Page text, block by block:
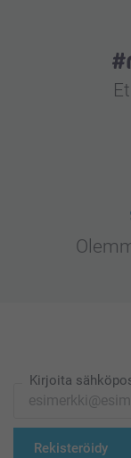
Kirjoita
Rekisteröidy